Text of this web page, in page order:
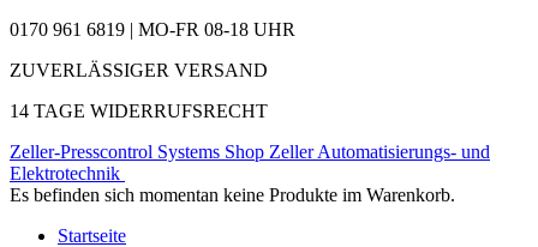
0170 961 6819 | MO-FR 08-18 UHR
ZUVERLÄSSIGER VERSAND
14 TAGE WIDERRUFSRECHT
Zeller-Presscontrol Systems Shop Zeller Automatisierungs- und
Elektrotechnik
Es befinden sich momentan keine Produkte im Warenkorb.
Startseite